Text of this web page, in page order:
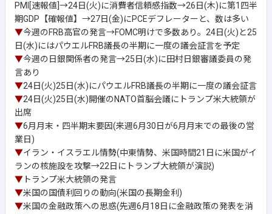
PMI[速報値]→24日(火)に消費者信頼感指数→26日(木)に第1四半
期GDP【確報値】→27日(金)にPCEデフレーターと、数は多い
▼今週のFRB高官の発言→FOMC明けで多数あり。24日(火)と25
日(水)にはパウエルFRB議長の半期に一度の議会証言を予定
▼今週の日銀関係者の発言→25日(水)に田村日銀審議委員の発
言あり
▼24日(火)25日(水)にパウエルFRB議長の半期に一度の議会証言
▼24日(火)25日(水)開催のNATO首脳会議にトランプ米大統領が
出席
▼6月月末・四半期末要因(来週6月30日が6月月末での最後の営
業日)
▼イラン・イスラエル情勢(中東情勢、米国時間21日に米国がイ
ランの核施設を攻撃→22日にトランプ大統領が演説)
▼ トランプ米大統領の発言
▼米国の国債利回りの動向(米国の長期金利)
▼米国の金融政策への思惑(先週6月18日に金融政策の発表を消